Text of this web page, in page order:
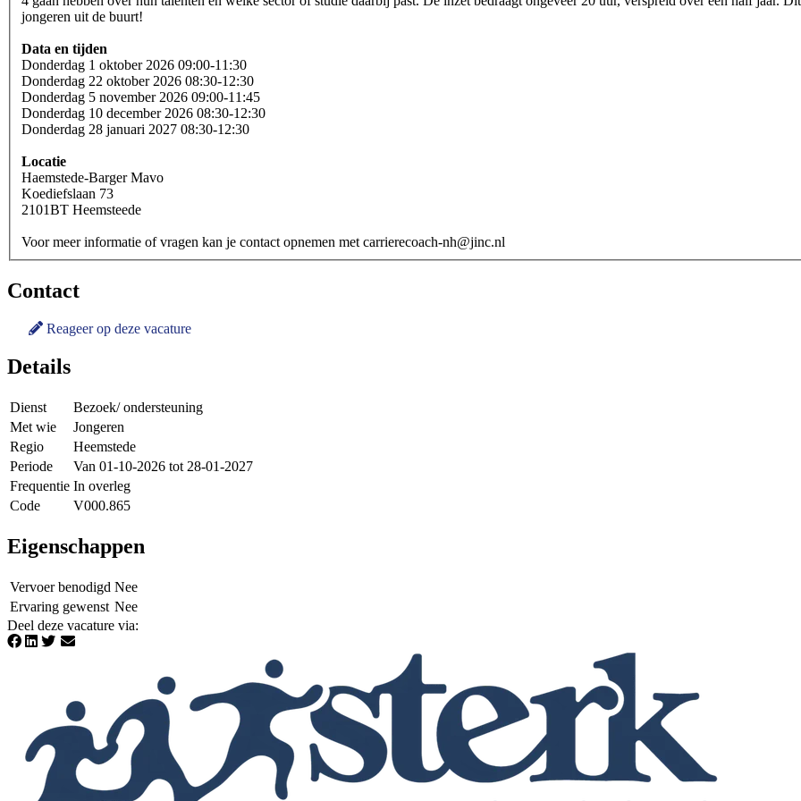
jongeren uit de buurt!
Data en tijden
Donderdag 1 oktober 2026 09:00-11:30
Donderdag 22 oktober 2026 08:30-12:30
Donderdag 5 november 2026 09:00-11:45
Donderdag 10 december 2026 08:30-12:30
Donderdag 28 januari 2027 08:30-12:30
Locatie
Haemstede-Barger Mavo
Koediefslaan 73
2101BT Heemsteede
Voor meer informatie of vragen kan je contact opnemen met carrierecoach-nh@jinc.nl
Contact
Reageer op deze vacature
Details
Dienst
Bezoek/ ondersteuning
Met wie
Jongeren
Regio
Heemstede
Periode
Van 01-10-2026 tot 28-01-2027
Frequentie In overleg
Code
V000.865
Eigenschappen
Vervoer benodigd Nee
Ervaring gewenst Nee
Deel deze vacature via: